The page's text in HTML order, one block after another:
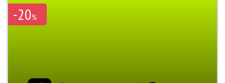
-20%